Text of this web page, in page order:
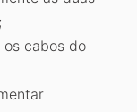
cabos do